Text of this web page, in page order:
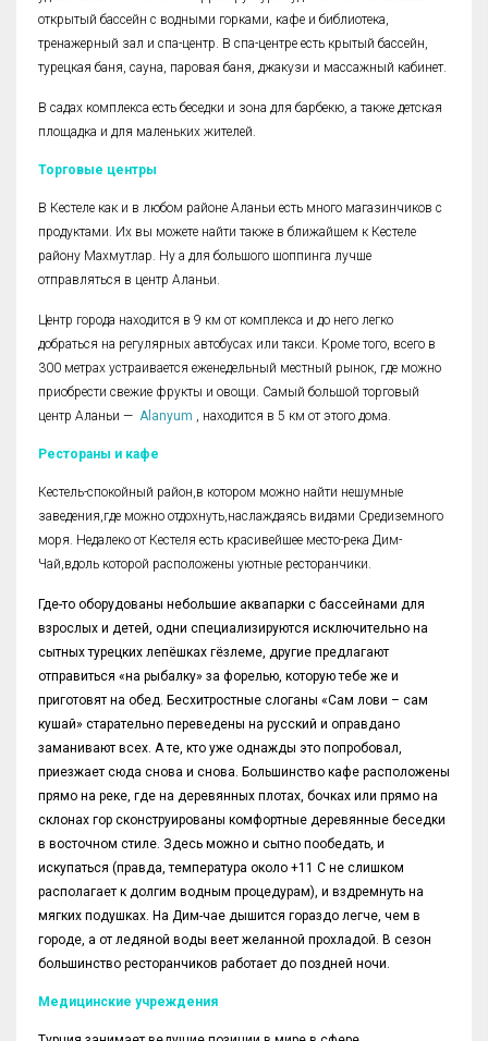
открытый бассейн с водными горками, кафе и библиотека,
тренажерный зал и спа-центр. В спа-центре есть крытый бассейн,
турецкая баня, сауна, паровая баня, джакузи и массажный кабинет.
В садах комплекса есть беседки и зона для барбекю, а также детская
площадка и для маленьких жителей.
Торговые центры
В Кестеле как и в любом районе Аланьи есть много магазинчиков с
продуктами. Их вы можете найти также в ближайшем к Кестеле
району Махмутлар. Ну а для большого шоппинга лучше
отправляться в центр Аланьи.
Центр города находится в 9 км от комплекса и до него легко
добраться на регулярных автобусах или такси. Кроме того, всего в
300 метрах устраивается еженедельный местный рынок, где можно
приобрести свежие фрукты и овощи. Самый большой торговый
центр Аланьи — Alanyum , находится в 5 км от этого дома.
Рестораны и кафе
Кестель-спокойный район,в котором можно найти нешумные
заведения,где можно отдохнуть,наслаждаясь видами Средиземного
моря. Недалеко от Кестеля есть красивейшее место-река Дим-
Чай,вдоль которой расположены уютные ресторанчики.
Где-то оборудованы небольшие аквапарки с бассейнами для
взрослых и детей, одни специализируются исключительно на
сытных турецких лепёшках гёзлеме, другие предлагают
отправиться «на рыбалку» за форелью, которую тебе же и
приготовят на обед. Бесхитростные слоганы «Сам лови – сам
кушай» старательно переведены на русский и оправдано
заманивают всех. А те, кто уже однажды это попробовал,
приезжает сюда снова и снова. Большинство кафе расположены
прямо на реке, где на деревянных плотах, бочках или прямо на
склонах гор сконструированы комфортные деревянные беседки
в восточном стиле. Здесь можно и сытно пообедать, и
искупаться (правда, температура около +11 С не слишком
располагает к долгим водным процедурам), и вздремнуть на
мягких подушках. На Дим-чае дышится гораздо легче, чем в
городе, а от ледяной воды веет желанной прохладой. В сезон
большинство ресторанчиков работает до поздней ночи.
Медицинские учреждения